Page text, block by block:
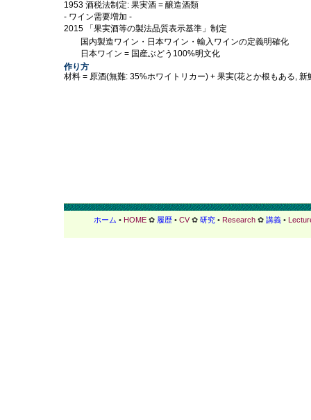
1953 酒税法制定: 果実酒 = 醸造酒類
- ワイン需要増加 -
2015 「果実酒等の製法品質表示基準」制定
国内製造ワイン・日本ワイン・輸入ワインの定義明確化
日本ワイン = 国産ぶどう100%明文化
作り方
材料 = 原酒(無難: 35%ホワイトリカー) + 果実(花とか根もある, 新